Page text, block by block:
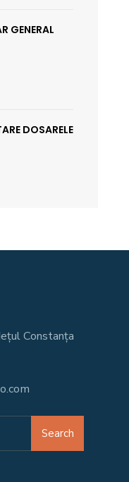
GENERAL
DOSARELE
Constanța
Search